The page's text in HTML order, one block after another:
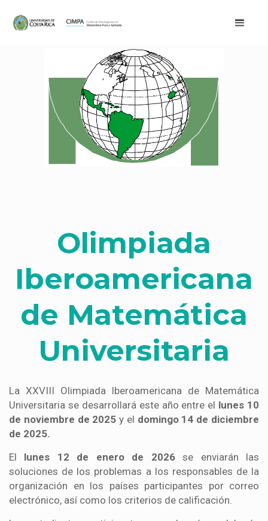
Olimpiada
Iberoamericana
de Matemática
Universitaria
La XXVIII Olimpiada Iberoamericana de Matemática
Universitaria se desarrollará este año entre el lunes 10
de noviembre de 2025 y el domingo 14 de diciembre
de 2025.
​El lunes 12 de enero de 2026se enviarán las
soluciones de los problemas a los responsables de la
organización en los países participantes por correo
electrónico, así como los criterios de calificación.